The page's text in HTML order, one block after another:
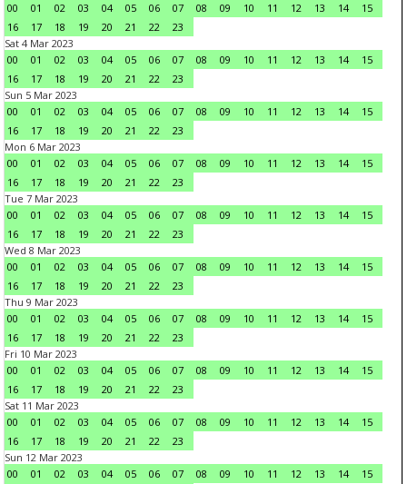
00
01 02 03 04 05 06 07 08 09 10 11 12 13 14
15
16
17 18 19 20 21 22
23
Sat 4 Mar 2023
00
01 02 03 04 05 06 07 08 09 10 11 12 13 14
15
16
17 18 19 20 21 22
23
Sun 5 Mar 2023
00
01 02 03 04 05 06 07 08 09 10 11 12 13 14
15
16
17 18 19 20 21 22
23
Mon 6 Mar 2023
00
01 02 03 04 05 06 07 08 09 10 11 12 13 14
15
16
17 18 19 20 21 22
23
Tue 7 Mar 2023
00
01 02 03 04 05 06 07 08 09 10 11 12 13 14
15
16
17 18 19 20 21 22
23
Wed 8 Mar 2023
00
01 02 03 04 05 06 07 08 09 10 11 12 13 14
15
16
17 18 19 20 21 22
23
Thu 9 Mar 2023
00
01 02 03 04 05 06 07 08 09 10 11 12 13 14
15
16
17 18 19 20 21 22
23
Fri 10 Mar 2023
00
01 02 03 04 05 06 07 08 09 10 11 12 13 14
15
16
17 18 19 20 21 22
23
Sat 11 Mar 2023
00
01 02 03 04 05 06 07 08 09 10 11 12 13 14
15
16
17 18 19 20 21 22
23
Sun 12 Mar 2023
00
01 02 03 04 05 06 07 08 09 10 11 12 13 14 15